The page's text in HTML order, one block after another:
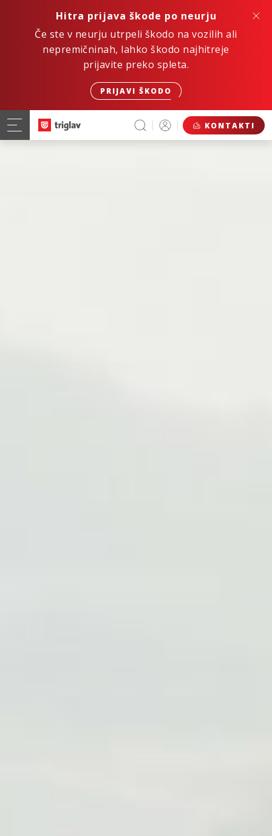
Hitra prijava škode po neurju
Če ste v neurju utrpeli škodo na vozilih ali
nepremičninah, lahko škodo najhitreje
prijavite preko spleta.
PRIJAVI ŠKODO
KONTAKTI